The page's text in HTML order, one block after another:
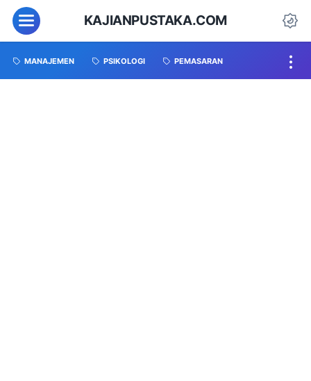
KAJIANPUSTAKA.COM
MANAJEMEN PSIKOLOGI PEMASARAN